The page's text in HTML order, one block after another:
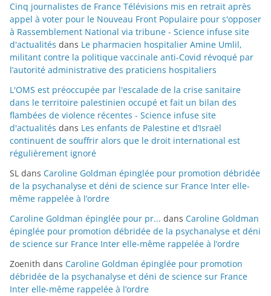
Cinq journalistes de France Télévisions mis en retrait après
appel à voter pour le Nouveau Front Populaire pour s'opposer
à Rassemblement National via tribune - Science infuse site
d'actualités dans Le pharmacien hospitalier Amine Umlil,
militant contre la politique vaccinale anti-Covid révoqué par
l’autorité administrative des praticiens hospitaliers
L'OMS est préoccupée par l'escalade de la crise sanitaire
dans le territoire palestinien occupé et fait un bilan des
flambées de violence récentes - Science infuse site
d'actualités dans Les enfants de Palestine et d’Israël
continuent de souffrir alors que le droit international est
régulièrement ignoré
SL dans Caroline Goldman épinglée pour promotion débridée
de la psychanalyse et déni de science sur France Inter elle-
même rappelée à l’ordre
Caroline Goldman épinglée pour pr... dans Caroline Goldman
épinglée pour promotion débridée de la psychanalyse et déni
de science sur France Inter elle-même rappelée à l’ordre
Zoenith dans Caroline Goldman épinglée pour promotion
débridée de la psychanalyse et déni de science sur France
Inter elle-même rappelée à l’ordre